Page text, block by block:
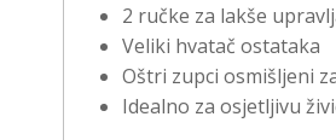
2 ručke za lakše
Veliki hvatač ostataka
Oštri zupci osmišljeni
Idealno za osjetljivu